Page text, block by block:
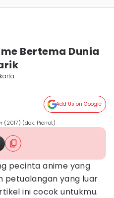
Bertema Dunia
Add Us on Google
(2017) (dok. Pierrot)
pecinta anime yang
petualangan yang luar
ini cocok untukmu.